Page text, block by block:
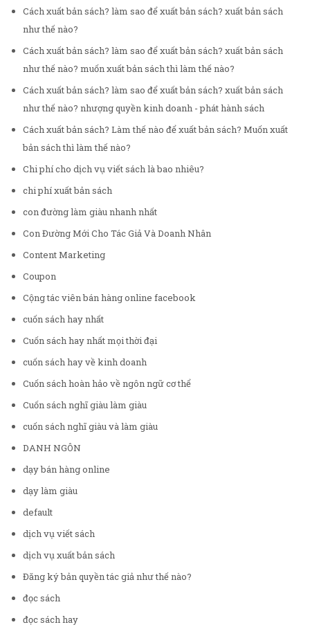
Cách xuất bản sách? làm sao để xuất bản sách? xuất bản sách
như thế nào?
Cách xuất bản sách? làm sao để xuất bản sách? xuất bản sách
như thế nào? muốn xuất bản sách thì làm thế nào?
Cách xuất bản sách? làm sao để xuất bản sách? xuất bản sách
như thế nào? nhượng quyền kinh doanh - phát hành sách
Cách xuất bản sách? Làm thế nào để xuất bản sách? Muốn xuất
bản sách thì làm thế nào?
Chi phí cho dịch vụ viết sách là bao nhiêu?
chi phí xuất bản sách
con đường làm giàu nhanh nhất
Con Đường Mới Cho Tác Giả Và Doanh Nhân
Content Marketing
Coupon
Cộng tác viên bán hàng online facebook
cuốn sách hay nhất
Cuốn sách hay nhất mọi thời đại
cuốn sách hay về kinh doanh
Cuốn sách hoàn hảo về ngôn ngữ cơ thể
Cuốn sách nghĩ giàu làm giàu
cuốn sách nghĩ giàu và làm giàu
DANH NGÔN
dạy bán hàng online
dạy làm giàu
default
dịch vụ viết sách
dịch vụ xuất bản sách
Đăng ký bản quyền tác giả như thế nào?
đọc sách
đọc sách hay